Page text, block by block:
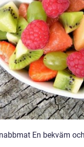
En bekväm